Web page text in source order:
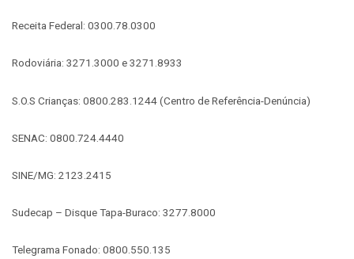
Receita Federal: 0300.78.0300
Rodoviária: 3271.3000 e 3271.8933
S.O.S Crianças: 0800.283.1244 (Centro de Referência-Denúncia)
SENAC: 0800.724.4440
SINE/MG: 2123.2415
Sudecap – Disque Tapa-Buraco: 3277.8000
Telegrama Fonado: 0800.550.135